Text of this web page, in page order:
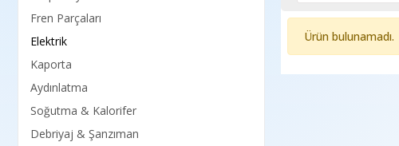
Fren Parçaları
Elektrik
Kaporta
Aydınlatma
Soğutma & Kalorifer
Debriyaj & Şanzıman
Ürün bulunamadı.